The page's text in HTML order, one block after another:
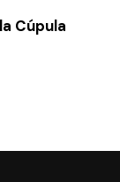
Cúpula